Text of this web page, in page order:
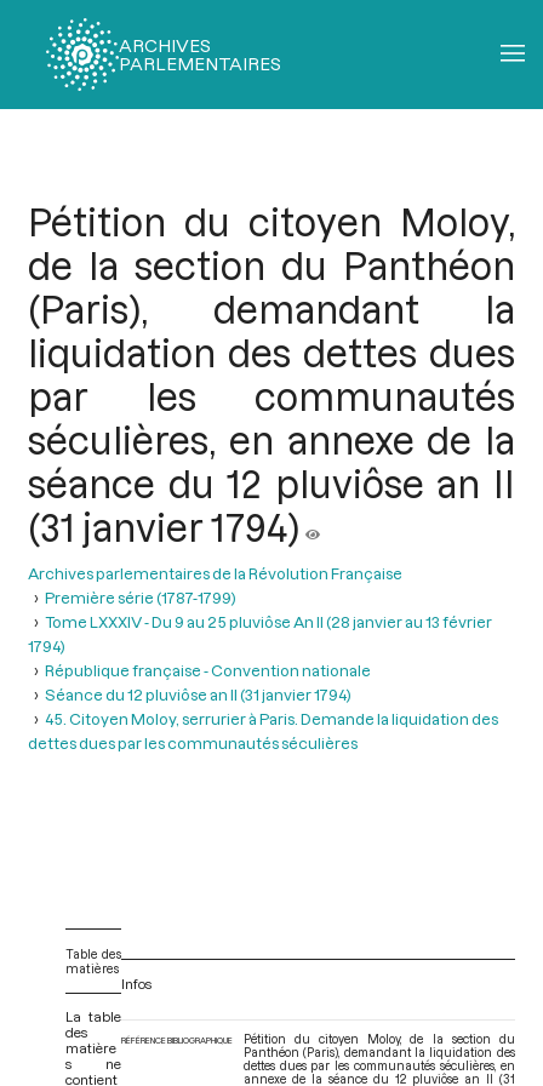
ARCHIVES
PARLEMENTAIRES
Pétition du citoyen Moloy,
de la section du Panthéon
(Paris), demandant la
liquidation des dettes dues
par les communautés
séculières, en annexe de la
séance du 12 pluviôse an II
(31 janvier 1794)
Archives parlementaires de la Révolution Française
Première série (1787-1799)
Tome LXXXIV - Du 9 au 25 pluviôse An II (28 janvier au 13 février
1794)
République française - Convention nationale
Séance du 12 pluviôse an II (31 janvier 1794)
45. Citoyen Moloy, serrurier à Paris. Demande la liquidation des
dettes dues par les communautés séculières
Table des
matières
La table
des
matière
s ne
contient
Infos
RÉFÉRENCE BIBLIOGRAPHIQUE
Pétition du citoyen Moloy, de la section du
Panthéon (Paris), demandant la liquidation des
dettes dues par les communautés séculières, en
annexe de la séance du 12 pluviôse an II (31